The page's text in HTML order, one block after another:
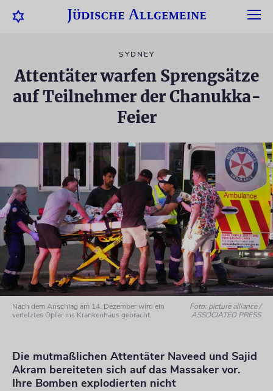
SYDNEY
Attentäter warfen Sprengsätze
auf Teilnehmer der Chanukka-
Feier
Nach dem Anschlag am 14. Dezember wird ein
verletztes Opfer ins Krankenhaus gebracht.
Foto: picture alliance /
ASSOCIATED PRESS
Die mutmaßlichen Attentäter Naveed und Sajid
Akram bereiteten sich auf das Massaker vor.
Ihre Bomben explodierten nicht